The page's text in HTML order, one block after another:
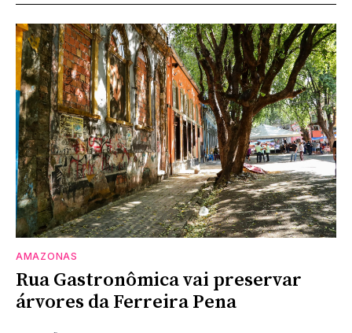
AMAZONAS
Rua Gastronômica vai preservar
árvores da Ferreira Pena